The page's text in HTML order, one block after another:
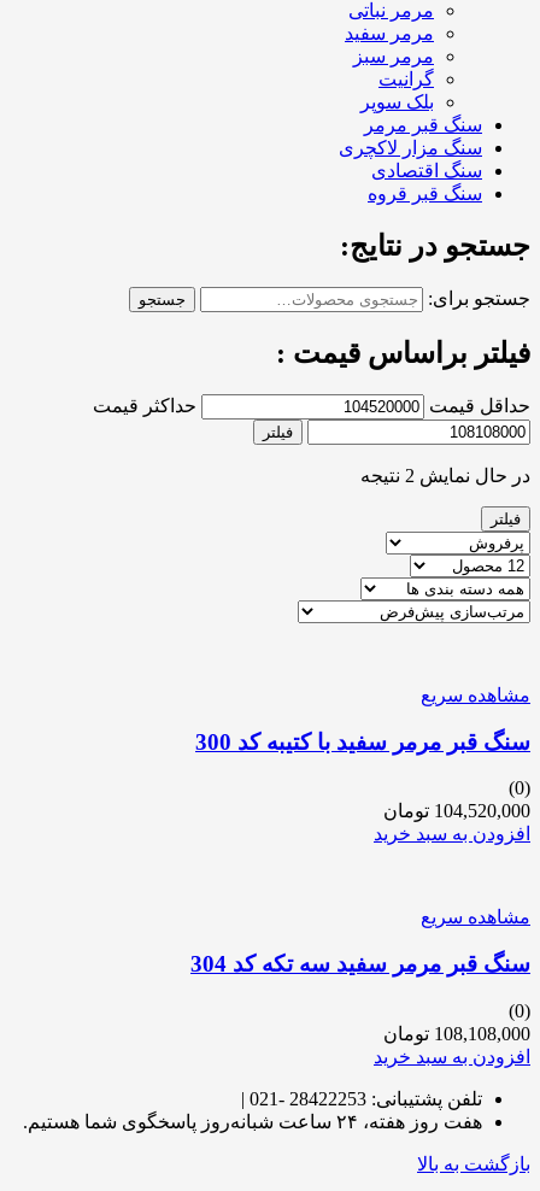
مرمر نباتی
مرمر سفید
مرمر سبز
گرانیت
بلک سوپر
سنگ قبر مرمر
سنگ مزار لاکچری
سنگ اقتصادی
سنگ قبر قروه
جستجو در نتایج:
جستجو برای: جستجو
فیلتر براساس قیمت :
حداقل قیمت حداکثر قیمت
فیلتر
در حال نمایش 2 نتیجه
فیلتر
مشاهده سریع
سنگ قبر مرمر سفید با کتیبه کد 300
(0)
104,520,000 تومان
افزودن به سبد خرید
مشاهده سریع
سنگ قبر مرمر سفید سه تکه کد 304
(0)
108,108,000 تومان
افزودن به سبد خرید
تلفن پشتیبانی: 28422253 -021 |
هفت روز هفته، ۲۴ ساعت شبانه‌روز پاسخگوی شما هستیم.
بازگشت به بالا